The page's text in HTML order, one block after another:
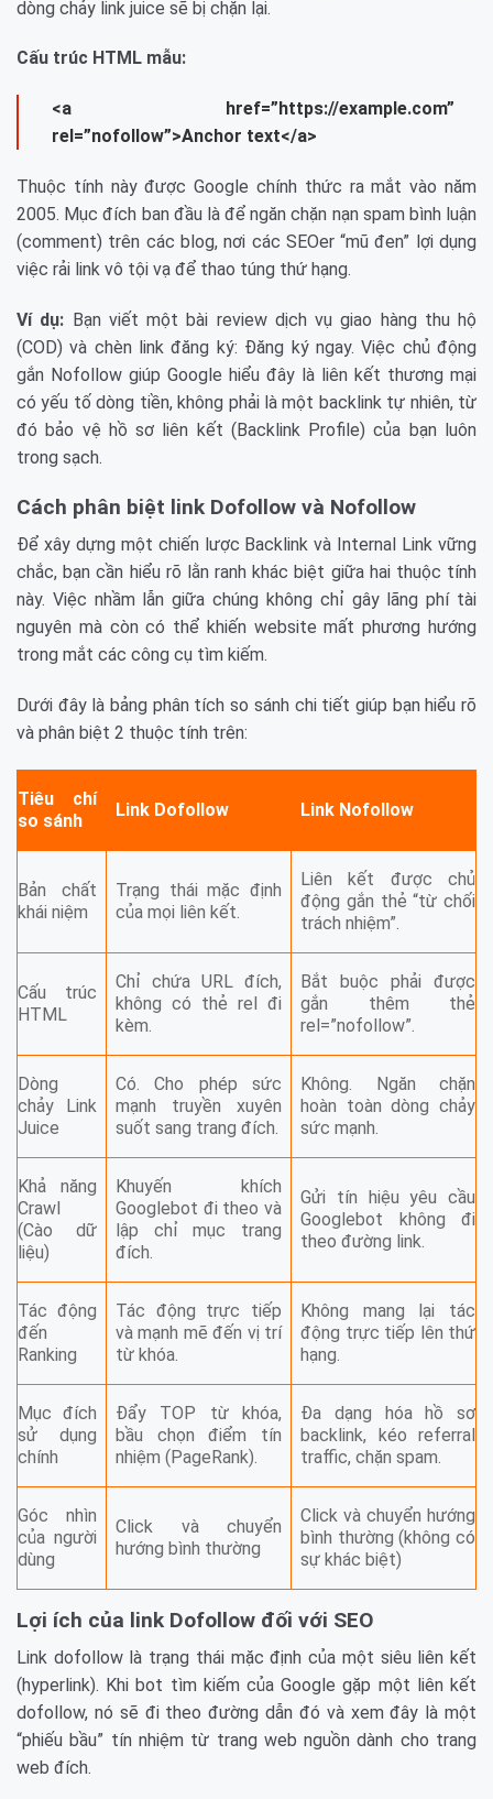
dòng chảy link juice sẽ bị chặn lại.
Cấu trúc HTML mẫu:
<a href=”https://example.com”
rel=”nofollow”>Anchor text</a>
Thuộc tính này được Google chính thức ra mắt vào năm
2005. Mục đích ban đầu là để ngăn chặn nạn spam bình luận
(comment) trên các blog, nơi các SEOer “mũ đen” lợi dụng
việc rải link vô tội vạ để thao túng thứ hạng.
Ví dụ: Bạn viết một bài review dịch vụ giao hàng thu hộ
(COD) và chèn link đăng ký: Đăng ký ngay. Việc chủ động
gắn Nofollow giúp Google hiểu đây là liên kết thương mại
có yếu tố dòng tiền, không phải là một backlink tự nhiên, từ
đó bảo vệ hồ sơ liên kết (Backlink Profile) của bạn luôn
trong sạch.
Cách phân biệt link Dofollow và Nofollow
Để xây dựng một chiến lược Backlink và Internal Link vững
chắc, bạn cần hiểu rõ lằn ranh khác biệt giữa hai thuộc tính
này. Việc nhầm lẫn giữa chúng không chỉ gây lãng phí tài
nguyên mà còn có thể khiến website mất phương hướng
trong mắt các công cụ tìm kiếm.
Dưới đây là bảng phân tích so sánh chi tiết giúp bạn hiểu rõ
và phân biệt 2 thuộc tính trên:
Tiêu chí
so sánh
Link Dofollow Link Nofollow
Bản chất
khái niệm
Trạng thái mặc định
của mọi liên kết.
Liên kết được chủ
động gắn thẻ “từ chối
trách nhiệm”.
Cấu trúc
HTML
Chỉ chứa URL đích,
không có thẻ rel đi
kèm.
Bắt buộc phải được
gắn thêm thẻ
rel=”nofollow”.
Dòng
chảy Link
Juice
Có. Cho phép sức
mạnh truyền xuyên
suốt sang trang đích.
Không. Ngăn chặn
hoàn toàn dòng chảy
sức mạnh.
Khả năng
Crawl
(Cào dữ
liệu)
Khuyến khích
Googlebot đi theo và
lập chỉ mục trang
đích.
Gửi tín hiệu yêu cầu
Googlebot không đi
theo đường link.
Tác động
đến
Ranking
Tác động trực tiếp
và mạnh mẽ đến vị trí
từ khóa.
Không mang lại tác
động trực tiếp lên thứ
hạng.
Mục đích
sử dụng
chính
Đẩy TOP từ khóa,
bầu chọn điểm tín
nhiệm (PageRank).
Đa dạng hóa hồ sơ
backlink, kéo referral
traffic, chặn spam.
Góc nhìn
của người
dùng
Click và chuyển
hướng bình thường
Click và chuyển hướng
bình thường (không có
sự khác biệt)
Lợi ích của link Dofollow đối với SEO
Link dofollow là trạng thái mặc định của một siêu liên kết
(hyperlink). Khi bot tìm kiếm của Google gặp một liên kết
dofollow, nó sẽ đi theo đường dẫn đó và xem đây là một
“phiếu bầu” tín nhiệm từ trang web nguồn dành cho trang
web đích.